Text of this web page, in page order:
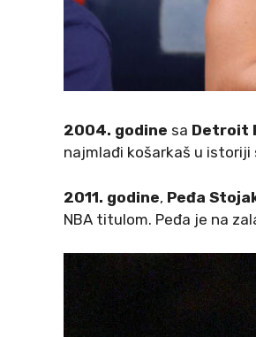
2004. godine sa Detroit
najmlađi košarkaš u istoriji
2011. godine, Peđa
NBA titulom. Peđa je na